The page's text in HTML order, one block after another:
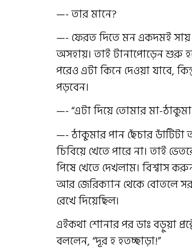
—- তার মানে?
—- ফেরত দিতে মন একদমই সায়
অসহায়। তাই টানাপোড়েন শুরু
পরেও এটা কিনে দেওয়া যাবে,
পড়বেন।
—- “এটা দিয়ে তোমার মা-
—- ঠাকুমার পান ছেঁচার ডাঁটিটা
চিবিয়ে খেতে পারে না। তাই
পিষে খেতে দেখলাম‌। বিশ্বাস
আর জেরিক্যান থেকে বোতলে
রেখে দিয়েছিল।
এইকথা শোনার পর ডাঃ বড়ুয়া
বললেন, “দূর হ হতচ্ছাড়া!”